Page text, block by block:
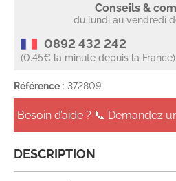
Conseils &
du lundi au vendredi
0892 432 242
(0.45€ la minute depuis la France)
Référence : 372809
Besoin d’aide ? 📞 Demandez
DESCRIPTION